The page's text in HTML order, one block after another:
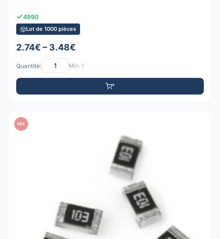
4990
Lot de 1000 pièces
2.74€ – 3.48€
Quantité: Min: 1
PDF